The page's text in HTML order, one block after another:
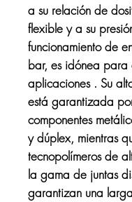
a su relación de
flexible y a su
funcionamiento de
bar, es idónea para
aplicaciones . Su
está garantizada
componentes
y dúplex, mientras
tecnopolímeros de
la gama de juntas
garantizan una